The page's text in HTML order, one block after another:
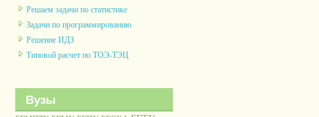
Решаем задачи по статистике
Задачи по программированию
Решение ИДЗ
Типовой расчет по ТОЭ-ТЭЦ
Вузы